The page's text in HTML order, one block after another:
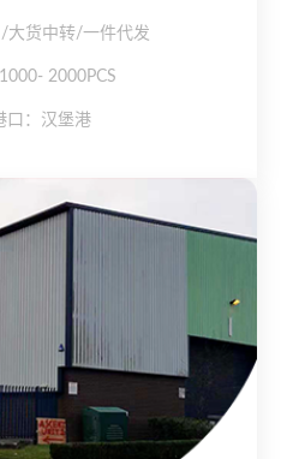
/大货中转/一件代发
2000PCS
口：汉堡港